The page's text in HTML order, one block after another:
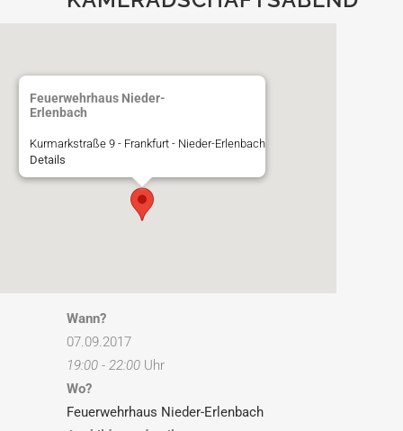
Feuerwehrhaus Nieder-
Erlenbach
Kurmarkstraße 9 - Frankfurt - Nieder-Erlenbach
Details
Wann?
07.09.2017
19:00 - 22:00 Uhr
Wo?
Feuerwehrhaus Nieder-Erlenbach